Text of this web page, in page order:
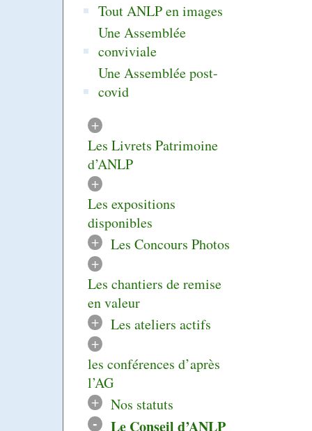
Tout ANLP en images
Une Assemblée
conviviale
Une Assemblée post-
covid
+
Les Livrets Patrimoine
d’ANLP
+
Les expositions
disponibles
+
Les Concours Photos
+
Les chantiers de remise
en valeur
+
Les ateliers actifs
+
les conférences d’après
l’AG
+
Nos statuts
- Le Conseil d’ANLP